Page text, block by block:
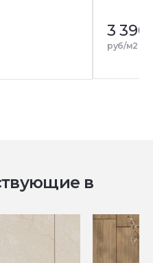
3 390
руб/м2
в